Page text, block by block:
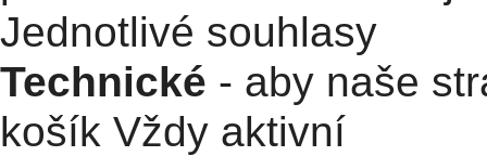
Jednotlivé souhlasy
Technické - aby naše
košík Vždy aktivní